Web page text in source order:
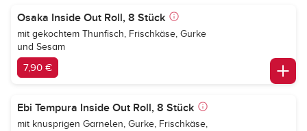
Osaka Inside Out Roll, 8 Stück
mit gekochtem Thunfisch, Frischkäse, Gurke
und Sesam
7,90 €
Ebi Tempura Inside Out Roll, 8 Stück
mit knusprigen Garnelen, Gurke, Frischkäse,